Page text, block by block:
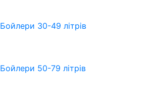
Бойлери 30-49 літрів
Бойлери 50-79 літрів